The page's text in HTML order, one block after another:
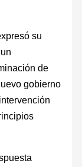
su
de
gobierno